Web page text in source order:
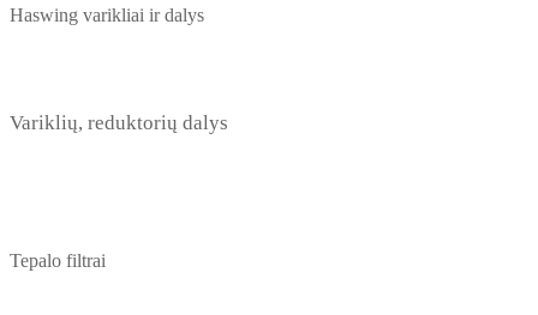
Haswing varikliai ir dalys
Variklių, reduktorių dalys
Tepalo filtrai